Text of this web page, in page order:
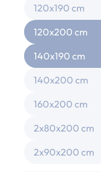
120x190 cm
120x200 cm
140x190 cm
140x200 cm
160x200 cm
2x80x200 cm
2x90x200 cm